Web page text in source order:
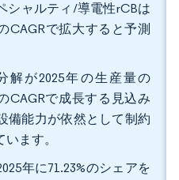
シャルティ/導電性rCBは
CAGRで拡大すると予測
解が2025年の生産量の
CAGRで成長する見込み
備能力が依然として制約
ます。
年に71.23%のシェアを